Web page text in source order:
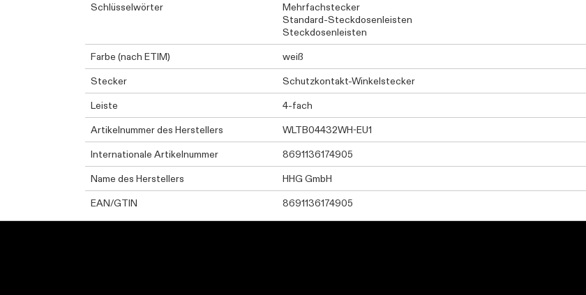
Schlüsselwörter
Mehrfachstecker
Standard-Steckdosenleisten
Steckdosenleisten
Farbe (nach ETIM)
weiß
Stecker
Schutzkontakt-Winkelstecker
Leiste
4-fach
Artikelnummer des Herstellers
WLTB04432WH-EU1
Internationale Artikelnummer
8691136174905
Name des Herstellers
HHG GmbH
EAN/GTIN
8691136174905